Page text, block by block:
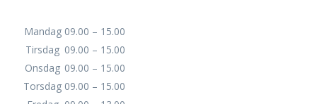
Mandag 09.00 – 15.00
Tirsdag 09.00 – 15.00
Onsdag 09.00 – 15.00
Torsdag 09.00 – 15.00